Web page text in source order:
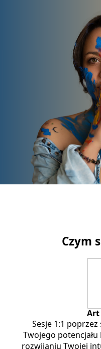
Czym
Art
Sesje 1:1
Twojego
rozwijaniu Twojej